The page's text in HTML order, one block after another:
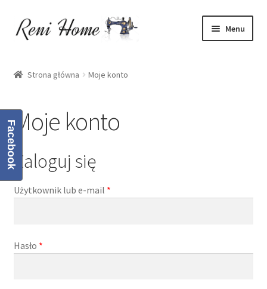
Przejdź
do
Przejdź
do
Menu
Koszyk
Moje konto
O mnie
Polityka prywatności
Strona główna Moje konto
Moje konto
Zaloguj się
Użytkownik lub e-mail *
Hasło *
Facebook